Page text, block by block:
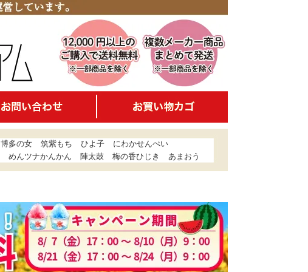
博多の女 筑紫もち ひよ子
にわかせんぺい
めんツナかんかん 陣太鼓 梅の香ひじき あまおう